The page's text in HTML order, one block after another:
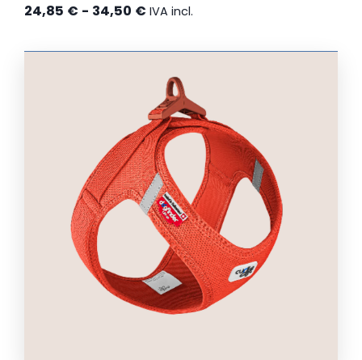
24,85 € - 34,50 € Rango
precios:
desde
24,85 €
hasta
34,50 €
IVA incl.